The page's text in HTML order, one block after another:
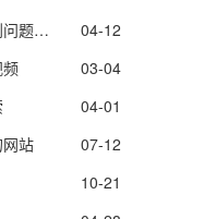
使用谷歌浏览器播放视频遇到问题怎么办
04-12
03-04
04-01
站
07-12
10-21